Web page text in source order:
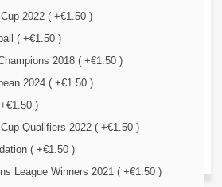
2022 ( +€1.50 )
( +€1.50 )
2018 ( +€1.50 )
2024 ( +€1.50 )
)
Qualifiers 2022 ( +€1.50 )
( +€1.50 )
League Winners 2021 ( +€1.50 )